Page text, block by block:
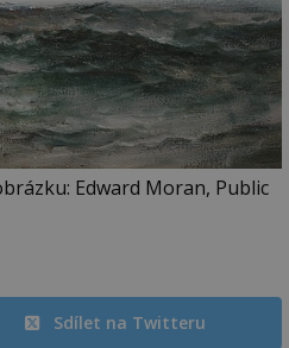
Edward Moran, Public
Sdílet na Twitteru